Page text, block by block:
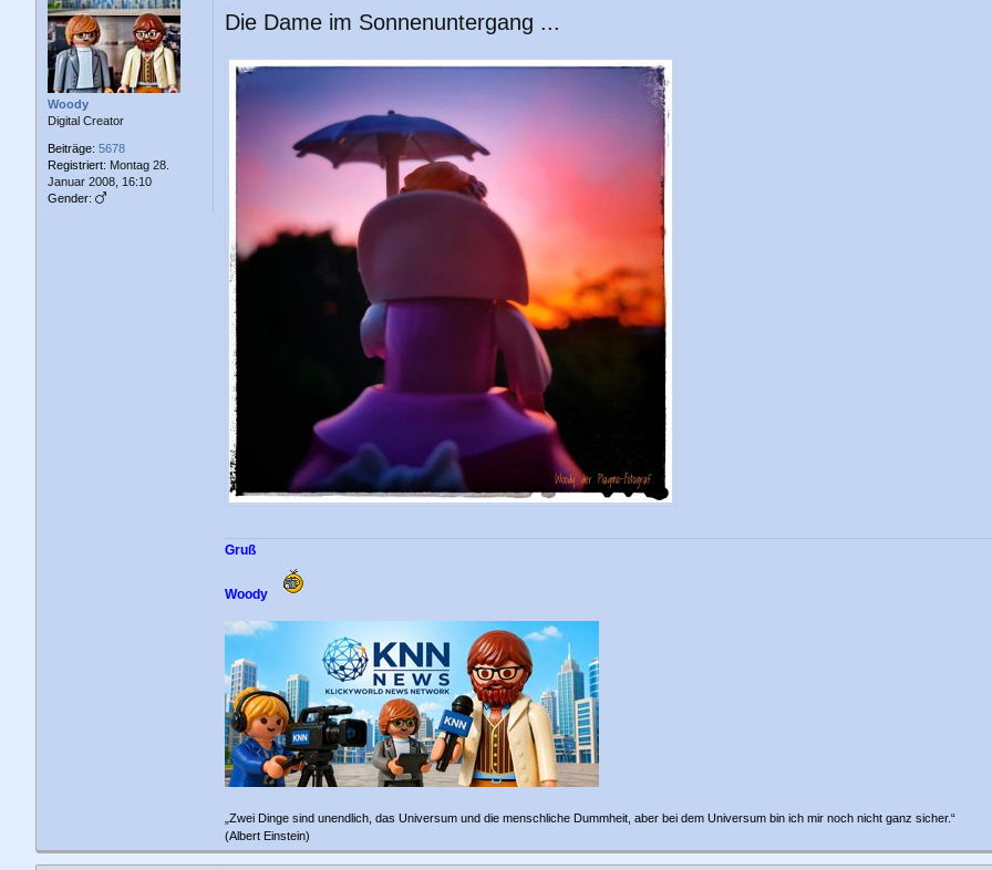
Woody
Digital Creator
Beiträge: 5678
Registriert: Montag 28.
Januar 2008, 16:10
Gender:
i
r
a
Die Dame im Sonnenuntergang ...
Gruß
Woody
„Zwei Dinge sind unendlich, das Universum und die menschliche Dummheit, aber bei dem Universum bin ich mir noch nicht ganz sicher.“
(Albert Einstein)